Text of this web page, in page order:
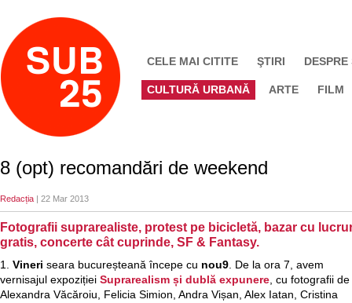
CELE MAI CITITE ŞTIRI DESPRE
CULTURĂ URBANĂ ARTE FILM
8 (opt) recomandări de weekend
Redacția | 22 Mar 2013
Fotografii suprarealiste, protest pe bicicletă, bazar cu
gratis, concerte cât cuprinde, SF & Fantasy.
1. Vineri seara bucureșteană începe cu nou9. De la ora 7, avem
vernisajul expoziției Suprarealism și dublă expunere, cu fotografii de
Alexandra Văcăroiu, Felicia Simion, Andra Vișan, Alex Iatan, Cristina